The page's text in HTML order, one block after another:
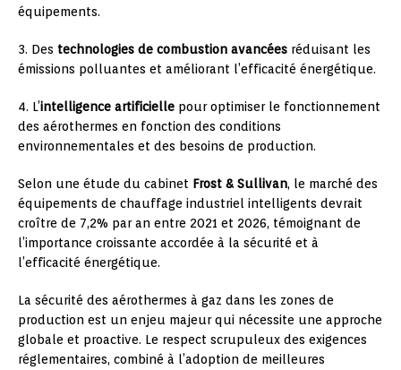
équipements.
3. Des technologies de combustion avancées réduisant les
émissions polluantes et améliorant l’efficacité énergétique.
4. L’intelligence artificielle pour optimiser le fonctionnement
des aérothermes en fonction des conditions
environnementales et des besoins de production.
Selon une étude du cabinet Frost & Sullivan, le marché des
équipements de chauffage industriel intelligents devrait
croître de 7,2% par an entre 2021 et 2026, témoignant de
l’importance croissante accordée à la sécurité et à
l’efficacité énergétique.
La sécurité des aérothermes à gaz dans les zones de
production est un enjeu majeur qui nécessite une approche
globale et proactive. Le respect scrupuleux des exigences
réglementaires, combiné à l’adoption de meilleures